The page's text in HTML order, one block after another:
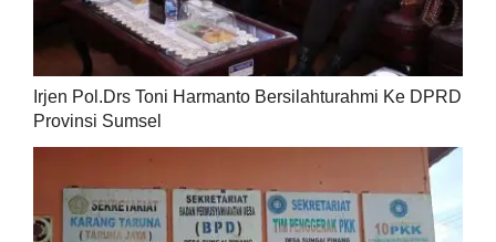
Irjen Pol.Drs Toni Harmanto Bersilahturahmi Ke DPRD
Provinsi Sumsel